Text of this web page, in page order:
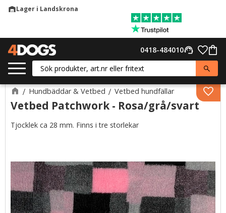
warehouseLager i Landskrona
support_agent
0418-484010
Hundbäddar & Vetbed Vetbed hundfällar
Vetbed Patchwork - Rosa/grå/svart
Tjocklek ca 28 mm. Finns i tre storlekar